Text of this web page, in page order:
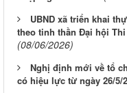
UBND xã triển khai
theo tinh thần Đại hội
(08/06/2026)
Nghị định mới về tổ
có hiệu lực từ ngày 26/5/